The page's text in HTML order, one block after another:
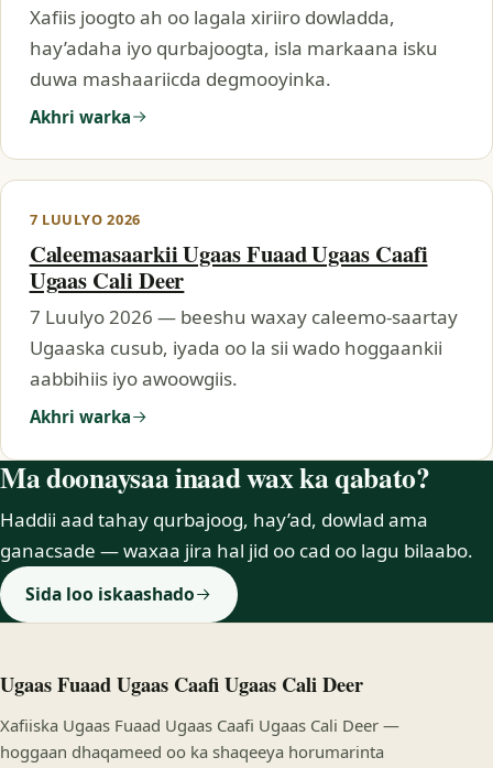
Xafiis joogto ah oo lagala xiriiro dowladda,
hay’adaha iyo qurbajoogta, isla markaana isku
duwa mashaariicda degmooyinka.
Akhri warka
7 LUULYO 2026
Caleemasaarkii Ugaas Fuaad Ugaas Caafi
Ugaas Cali Deer
7 Luulyo 2026 — beeshu waxay caleemo-saartay
Ugaaska cusub, iyada oo la sii wado hoggaankii
aabbihiis iyo awoowgiis.
Akhri warka
Ma doonaysaa inaad wax ka qabato?
Haddii aad tahay qurbajoog, hay’ad, dowlad ama
ganacsade — waxaa jira hal jid oo cad oo lagu bilaabo.
Sida loo iskaashado
Ugaas Fuaad Ugaas Caafi Ugaas Cali Deer
Xafiiska Ugaas Fuaad Ugaas Caafi Ugaas Cali Deer —
hoggaan dhaqameed oo ka shaqeeya horumarinta